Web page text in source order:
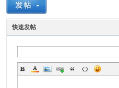
耐
快速发帖